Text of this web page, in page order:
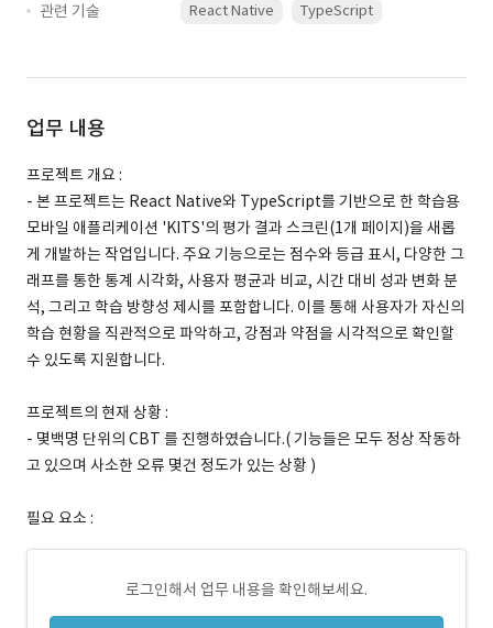
관련 기술
React Native TypeScript
업무 내용
프로젝트 개요 :
- 본 프로젝트는 React Native와 TypeScript를 기반으로 한 학습용
모바일 애플리케이션 'KITS'의 평가 결과 스크린(1개 페이지)을 새롭
게 개발하는 작업입니다. 주요 기능으로는 점수와 등급 표시, 다양한 그
래프를 통한 통계 시각화, 사용자 평균과 비교, 시간 대비 성과 변화 분
석, 그리고 학습 방향성 제시를 포함합니다. 이를 통해 사용자가 자신의
학습 현황을 직관적으로 파악하고, 강점과 약점을 시각적으로 확인할
수 있도록 지원합니다.
프로젝트의 현재 상황 :
- 몇백명 단위의 CBT 를 진행하였습니다.( 기능들은 모두 정상 작동하
고 있으며 사소한 오류 몇건 정도가 있는 상황 )
필요 요소 :
로그인해서 업무 내용을 확인해보세요.